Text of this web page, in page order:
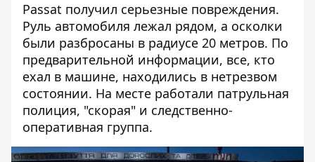
Passat получил серьезные повреждения.
Руль автомобиля лежал рядом, а осколки
были разбросаны в радиусе 20 метров. По
предварительной информации, все, кто
ехал в машине, находились в нетрезвом
состоянии. На месте работали патрульная
полиция, "скорая" и следственно-
оперативная группа.